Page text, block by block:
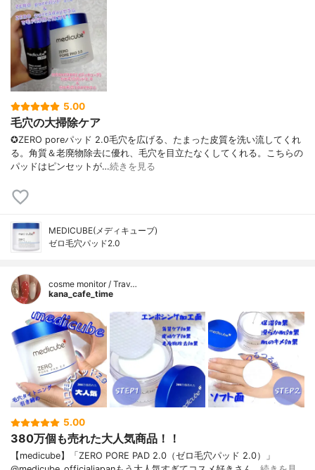
5.00
毛穴の大掃除ケア
✪ZERO poreパッド 2.0毛穴を広げる、たまった皮質を洗い流してくれ
る。角質＆老廃物除去に優れ、毛穴を目立たなくしてくれる。こちらの
パッドはピンセットが…続きを見る
MEDICUBE(メディキューブ)
ゼロ毛穴パッド2.0
cosme monitor / Trav…
kana_cafe_time
5.00
380万個も売れた大人気商品！！
【medicube】「ZERO PORE PAD 2.0（ゼロ毛穴パッド 2.0）」